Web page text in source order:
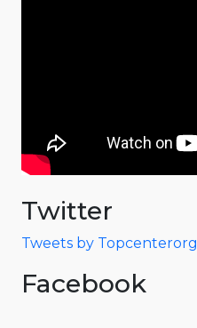
Twitter
Tweets by Topcenterorg
Facebook